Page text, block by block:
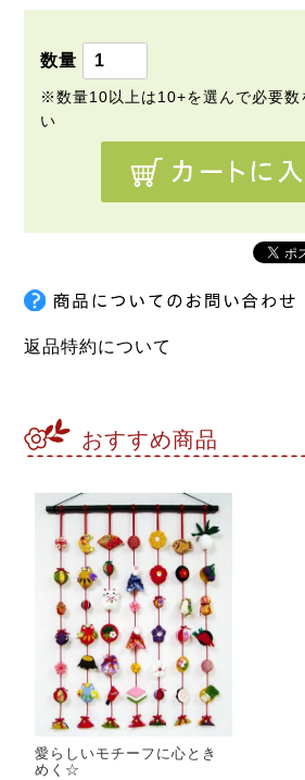
返品特約について
おすすめ商品
愛らしいモチーフに心とき
めく☆